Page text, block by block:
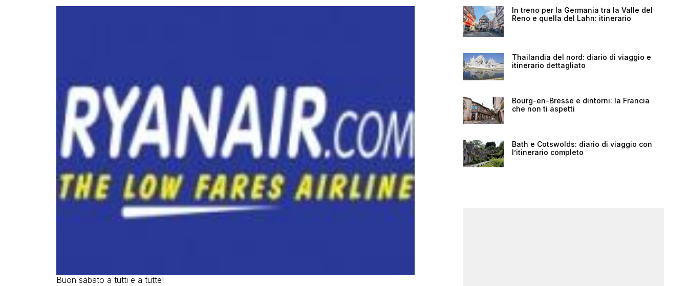
Buon sabato a tutti e a tutte!
In treno per la Germania tra la Valle del
Reno e quella del Lahn: itinerario
Thailandia del nord: diario di viaggio e
itinerario dettagliato
Bourg-en-Bresse e dintorni: la Francia
che non ti aspetti
Bath e Cotswolds: diario di viaggio con
l’itinerario completo